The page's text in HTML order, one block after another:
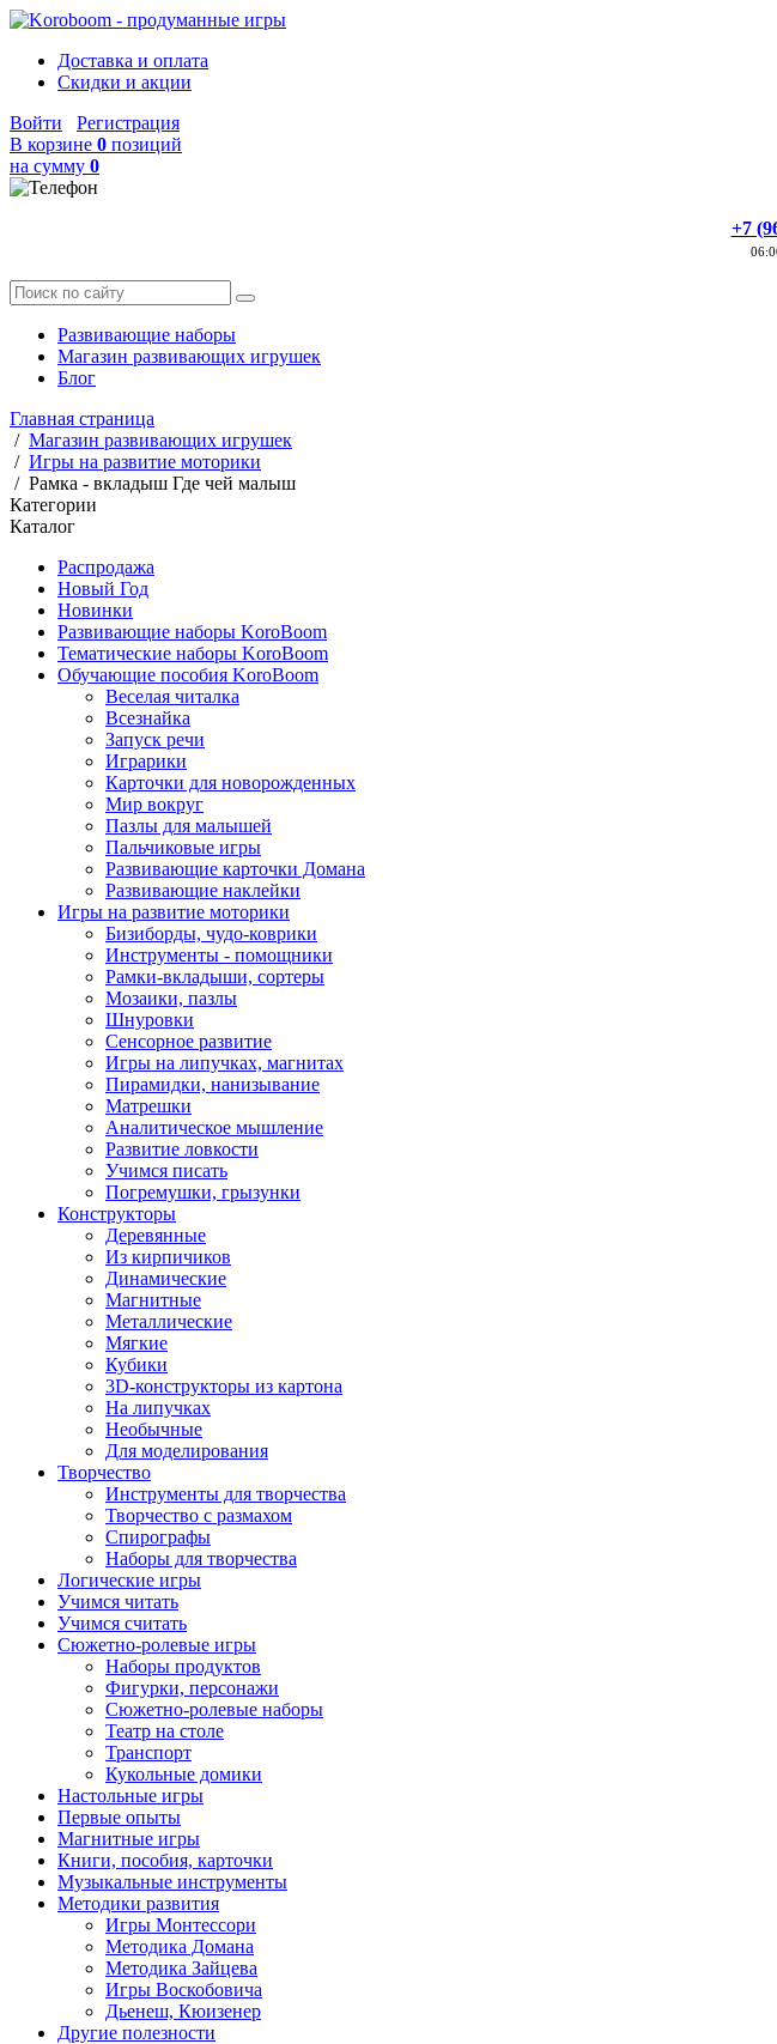
Доставка и оплата
Скидки и акции
Войти
Регистрация
В корзине 0 позиций
на сумму 0
+7
Развивающие наборы
Магазин развивающих игрушек
Блог
Главная страница
/ Магазин развивающих игрушек
/ Игры на развитие моторики
/ Рамка - вкладыш Где чей малыш
Категории
Каталог
Распродажа
Новый Год
Новинки
Развивающие наборы KoroBoom
Тематические наборы KoroBoom
Обучающие пособия KoroBoom
Веселая читалка
Всезнайка
Запуск речи
Играрики
Карточки для новорожденных
Мир вокруг
Пазлы для малышей
Пальчиковые игры
Развивающие карточки Домана
Развивающие наклейки
Игры на развитие моторики
Бизиборды, чудо-коврики
Инструменты - помощники
Рамки-вкладыши, сортеры
Мозаики, пазлы
Шнуровки
Сенсорное развитие
Игры на липучках, магнитах
Пирамидки, нанизывание
Матрешки
Аналитическое мышление
Развитие ловкости
Учимся писать
Погремушки, грызунки
Конструкторы
Деревянные
Из кирпичиков
Динамические
Магнитные
Металлические
Мягкие
Кубики
3D-конструкторы из картона
На липучках
Необычные
Для моделирования
Творчество
Инструменты для творчества
Творчество с размахом
Спирографы
Наборы для творчества
Логические игры
Учимся читать
Учимся считать
Сюжетно-ролевые игры
Наборы продуктов
Фигурки, персонажи
Сюжетно-ролевые наборы
Театр на столе
Транспорт
Кукольные домики
Настольные игры
Первые опыты
Магнитные игры
Книги, пособия, карточки
Музыкальные инструменты
Методики развития
Игры Монтессори
Методика Домана
Методика Зайцева
Игры Воскобовича
Дьенеш, Кюизенер
Другие полезности